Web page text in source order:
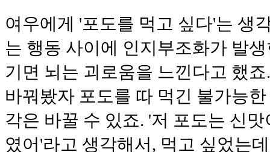
여우에게 '포도를 먹고 싶다'는 생
는 행동 사이에 인지부조화가 발
기면 뇌는 괴로움을 느낀다고 했
바꿔봤자 포도를 따 먹긴 불가능
각은 바꿀 수 있죠. '저 포도는 신
였어'라고 생각해서, 먹고 싶었는